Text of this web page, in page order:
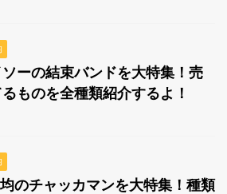
ーの結束バンドを大特集！売
ものを全種類紹介するよ！
のチャッカマンを大特集！種類